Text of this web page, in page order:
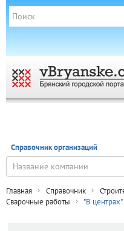
Справочник организаций
Главная Справочник
Сварочные работы
"В центрах"